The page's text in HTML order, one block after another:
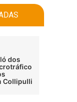
dos
Collipulli